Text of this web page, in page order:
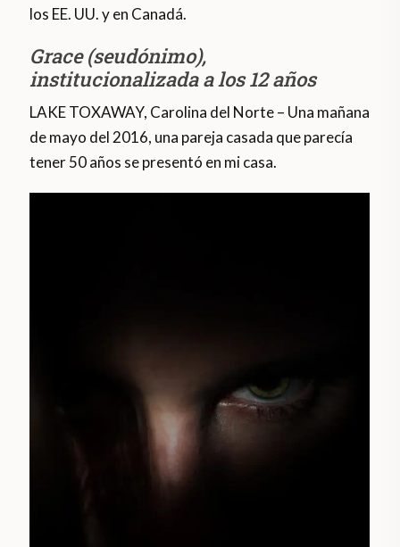
los EE. UU. y en Canadá.
Grace (seudónimo),
institucionalizada a los 12 años
LAKE TOXAWAY, Carolina del Norte – Una mañana
de mayo del 2016, una pareja casada que parecía
tener 50 años se presentó en mi casa.